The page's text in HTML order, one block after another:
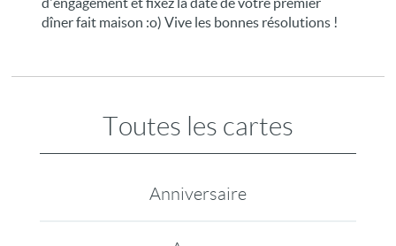
dîner fait maison :o) Vive les bonnes résolutions !
Toutes les cartes
Anniversaire